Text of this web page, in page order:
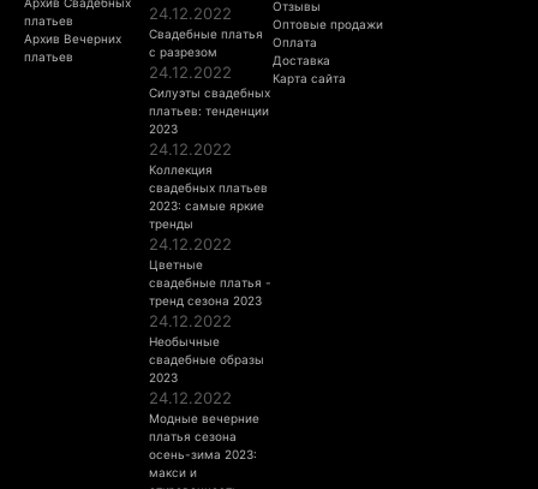
платьев
Архив Вечерних
платьев
24.12.2022
Свадебные платья
с разрезом
24.12.2022
Силуэты свадебных
платьев: тенденции
2023
24.12.2022
Коллекция
свадебных платьев
2023: самые яркие
тренды
24.12.2022
Цветные
свадебные платья -
тренд сезона 2023
24.12.2022
Необычные
свадебные образы
2023
24.12.2022
Модные вечерние
платья сезона
осень-зима 2023:
макси и
Отзывы
Оптовые продажи
Оплата
Доставка
Карта сайта